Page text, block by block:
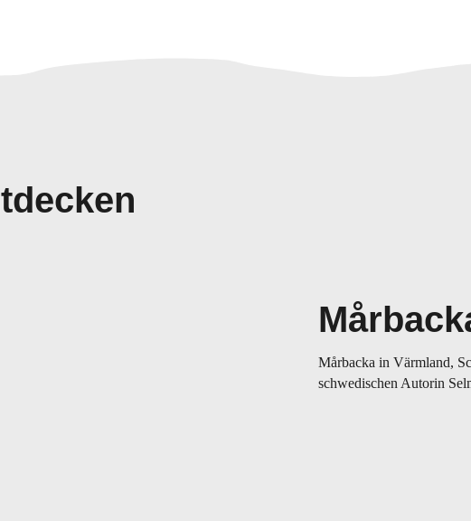
Mårbacka in Värmland,
schwedischen Autorin